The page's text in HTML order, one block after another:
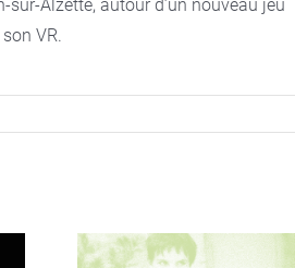
sur-Alzette, autour d’un nouveau jeu
VR.